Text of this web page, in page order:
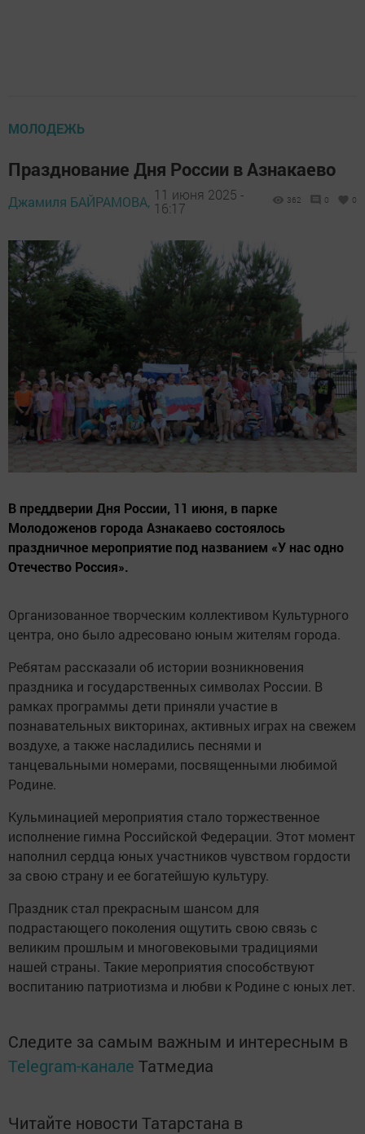
МОЛОДЕЖЬ
Празднование Дня России в Азнакаево
Джамиля БАЙРАМОВА, 11 июня 2025 -
16:17
362 0 0
В преддверии Дня России, 11 июня, в парке
Молодоженов города Азнакаево состоялось
праздничное мероприятие под названием «У нас одно
Отечество Россия».
Организованное творческим коллективом Культурного
центра, оно было адресовано юным жителям города.
Ребятам рассказали об истории возникновения
праздника и государственных символах России. В
рамках программы дети приняли участие в
познавательных викторинах, активных играх на свежем
воздухе, а также насладились песнями и
танцевальными номерами, посвященными любимой
Родине.
Кульминацией мероприятия стало торжественное
исполнение гимна Российской Федерации. Этот момент
наполнил сердца юных участников чувством гордости
за свою страну и ее богатейшую культуру.
Праздник стал прекрасным шансом для
подрастающего поколения ощутить свою связь с
великим прошлым и многовековыми традициями
нашей страны. Такие мероприятия способствуют
воспитанию патриотизма и любви к Родине с юных лет.
Следите за самым важным и интересным в
Telegram-канале Татмедиа
Читайте новости Татарстана в